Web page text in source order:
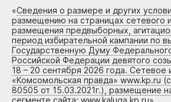
«Сведения о размере и других
размещению на страницах сетевого
размещения предвыборных,
период избирательной кампании по
Государственную Думу
Российской Федерации девятого
18 – 20 сентября 2026 года. Сетевое
«Комсомольская правда» www.kp.ru
80505 от 15.03.2021г.), размещение
сегменте сайта: www.kaluga.kp.ru»